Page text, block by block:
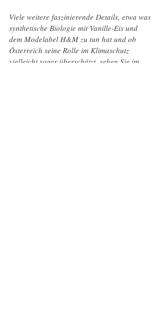
Viele weitere faszinierende Details, etwa was
synthetische Biologie mit Vanille-Eis und
dem Modelabel H&M zu tun hat und ob
Österreich seine Rolle im Klimaschutz
vielleicht sogar überschätzt, sehen Sie im